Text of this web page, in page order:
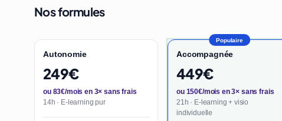
Nos formules
Autonomie
249€
ou 83€/mois en 3× sans frais
14h · E-learning pur
Populaire
Accompagnée
449€
ou 150€/mois en 3× sans frais
21h · E-learning + visio
individuelle